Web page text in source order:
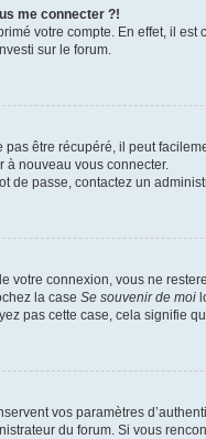
me connecter ?!
votre compte. En effet, il
sur le forum.
être récupéré, il peut
nouveau vous connecter.
de passe, contactez un
votre connexion, vous ne
la case Se souvenir de moi
pas cette case, cela signifie
vos paramètres
du forum. Si vous